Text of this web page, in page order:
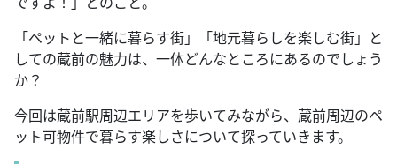
「ペットと一緒に暮らす街」「地元暮らしを楽しむ街」と
しての蔵前の魅力は、一体どんなところにあるのでしょう
か？
今回は蔵前駅周辺エリアを歩いてみながら、蔵前周辺のペ
ット可物件で暮らす楽しさについて探っていきます。